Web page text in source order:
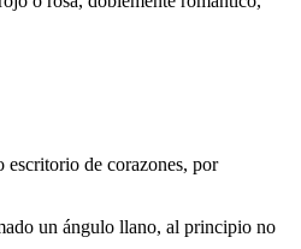
escritorio de corazones, por
un ángulo llano, al principio no